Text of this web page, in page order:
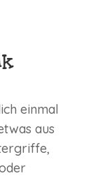
einmal
aus